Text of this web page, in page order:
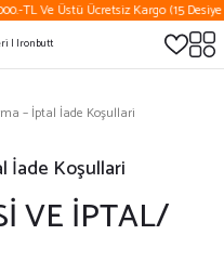
TL Ve Üstü Ücretsiz Kargo (15 Desiye
– İptal İade Koşullari
İade Koşullari
VE İPTAL/